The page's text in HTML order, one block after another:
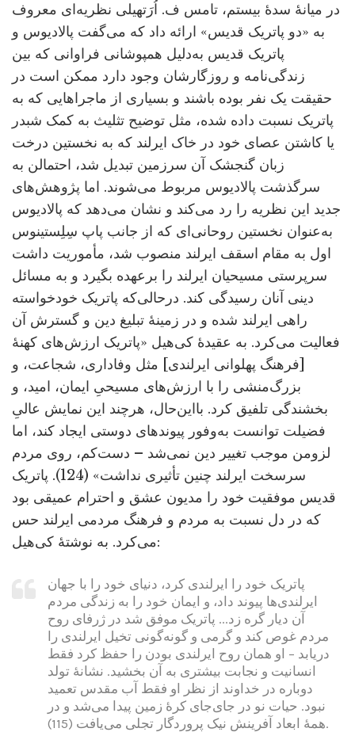
در میانۀ سدۀ بیستم، تامس ف. اُرَتهیلی نظریه‌ای معروف
به «دو پاتریک قدیس» ارائه داد که می‌گفت پالادیوس و
پاتریک قدیس به‌دلیل همپوشانی فراوانی که بین
زندگی‌نامه و روزگارشان وجود دارد ممکن است در
حقیقت یک نفر بوده باشند و بسیاری از ماجراهایی که به
پاتریک نسبت داده شده، مثل توضیح تثلیث به کمک شبدر
یا کاشتن عصای خود در خاک ایرلند که به نخستین درخت
زبان گنجشک آن سرزمین تبدیل شد، احتمالن به
سرگذشت پالادیوس مربوط می‌شوند. اما پژوهش‌های
جدید این نظریه را رد می‌کند و نشان می‌دهد که پالادیوس
به‌عنوان نخستین روحانی‌ای که از جانب پاپ سِلِستینوس
اول به مقام اسقف ایرلند منصوب شد، مأموریت داشت
سرپرستی مسیحیان ایرلند را برعهده بگیرد و به مسائل
دینی آنان رسیدگی کند. درحالی‌که پاتریک خودخواسته
راهی ایرلند شده و در زمینۀ تبلیغ دین و گسترش آن
فعالیت می‌کرد. به عقیدۀ کی‌هیل «پاتریک ارزش‌های کهنۀ
[فرهنگ پهلوانی ایرلندی] مثل وفاداری، شجاعت، و
بزرگ‌منشی را با ارزش‌های مسیحیِ ایمان، امید، و
بخشندگی تلفیق کرد. بااین‌حال، هرچند این نمایش عالیِ
فضیلت توانست به‌وفور پیوندهای دوستی ایجاد کند، اما
لزومن موجب تغییر دین نمی‌شد – دست‌کم، روی مردم
سرسخت ایرلند چنین تأثیری نداشت» (124). پاتریک
قدیس موفقیت خود را مدیون عشق و احترام عمیقی بود
که در دل نسبت به مردم و فرهنگ مردمی ایرلند حس
می‌کرد. به نوشتۀ کی‌هیل:
پاتریک خود را ایرلندی کرد، دنیای خود را با جهان
ایرلندی‌ها پیوند داد، و ایمان خود را به زندگی مردم
آن دیار گره زد... پاتریک موفق شد در ژرفای روح
مردم غوص کند و گرمی و گونه‌گونی تخیل ایرلندی را
دریابد – او همان روح ایرلندی بودن را حفظ کرد فقط
انسانیت و نجابت بیشتری به آن بخشید. نشانۀ تولد
دوباره در خداوند از نظر او فقط آب مقدس تعمید
نبود. حیات نو در جای‌جای کرۀ زمین پیدا می‌شد و در
همۀ ابعاد آفرینش نیک پروردگار تجلی می‌یافت (115).